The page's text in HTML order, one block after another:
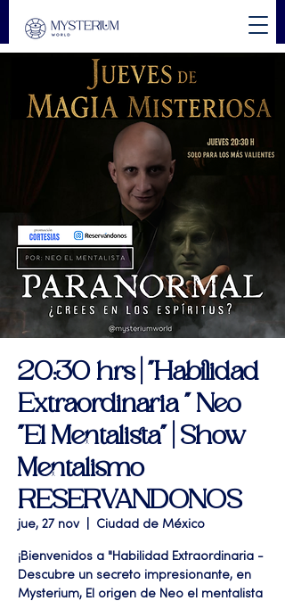
20:30 hrs | "Habilidad
Extraordinaria " Neo
"El Mentalista" | Show
Mentalismo
RESERVANDONOS
jue, 27 nov
  |
Ciudad de México
¡Bienvenidos a "Habilidad Extraordinaria -
Descubre un secreto impresionante, en
Mysterium, El origen de Neo el mentalista